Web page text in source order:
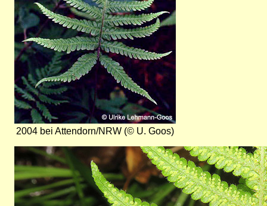
2004 bei Attendorn/NRW (© U. Goos)
Bild